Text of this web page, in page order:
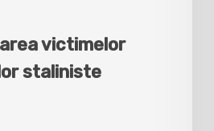
victimelor
staliniste